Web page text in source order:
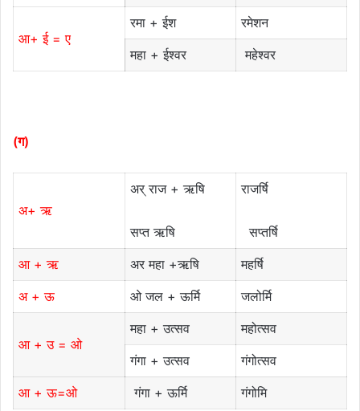
आ+ ई = ए
रमा + ईश
रमेशन
महा + ईश्वर
महेश्वर
(ग)
अ+ ऋ
अर् राज + ऋषि
सप्त ऋषि
राजर्षि
सप्तर्षि
आ + ऋ
अर महा +ऋषि
महर्षि
अ + ऊ
ओ जल + ऊर्मि जलोर्मि
आ + उ = ओ
महा + उत्सव
महोत्सव
गंगा + उत्सव
गंगोत्सव
आ + ऊ=ओ
गंगा + ऊर्मि गंगोमि